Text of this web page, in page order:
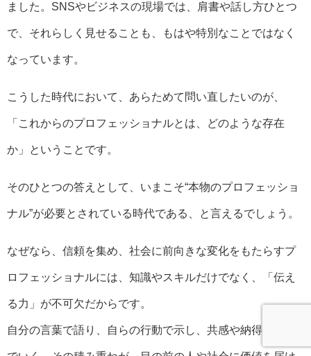
ました。SNSやビジネスの現場では、肩書や話し方ひとつ
で、それらしく見せることも、もはや特別なことではなく
なっています。
こうした時代において、あらためて問い直したいのが、
「これからのプロフェッショナルとは、どのような存在
か」ということです。
そのひとつの答えとして、いまこそ“本物のプロフェッショ
ナル”が必要とされている時代である、と言えるでしょう。
なぜなら、信頼を集め、社会に前向きな変化をもたらすプ
ロフェッショナルには、知識やスキルだけでなく、「伝え
る力」が不可欠だからです。
自分の言葉で語り、自らの行動で示し、共感や納得を育ん